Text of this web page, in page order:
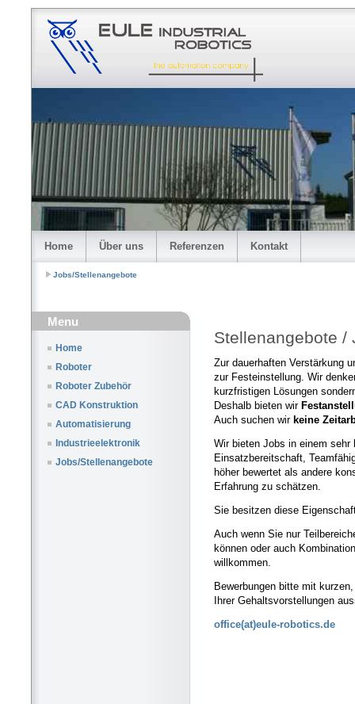
Home Über uns Referenzen Kontakt
Jobs/Stellenangebote
Menu
Home
Roboter
Roboter Zubehör
CAD Konstruktion
Automatisierung
Industrieelektronik
Jobs/Stellenangebote
Stellenangebote /
Zur dauerhaften Verstärkung
zur Festeinstellung. Wir
kurzfristigen Lösungen
Deshalb bieten wir
Auch suchen wir keine
Wir bieten Jobs in einem sehr
Einsatzbereitschaft,
höher bewertet als andere
Erfahrung zu schätzen.
Sie besitzen diese
Auch wenn Sie nur
können oder auch
willkommen.
Bewerbungen bitte mit
Ihrer Gehaltsvorstellungen
office(at)eule-robotics.de